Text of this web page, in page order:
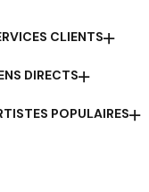
CLIENTS
DIRECTS
POPULAIRES